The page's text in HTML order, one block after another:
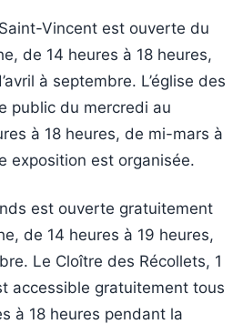
Vincent est ouverte du
de 14 heures à 18 heures,
à septembre. L’église des
public du mercredi au
à 18 heures, de mi-mars à
exposition est organisée.
est ouverte gratuitement
de 14 heures à 19 heures,
Le Cloître des Récollets, 1
accessible gratuitement tous
à 18 heures pendant la